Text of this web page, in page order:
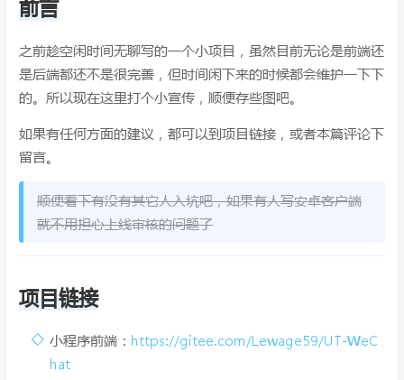
前言
之前趁空闲时间无聊写的一个小项目，虽然目前无论是前端还
是后端都还不是很完善，但时间闲下来的时候都会维护一下下
的。所以现在这里打个小宣传，顺便存些图吧。
如果有任何方面的建议，都可以到项目链接，或者本篇评论下
留言。
顺便看下有没有其它人入坑吧，如果有人写安卓客户端
就不用担心上线审核的问题了
项目链接
小程序前端： https://gitee.com/Lewage59/UT-WeC
hat